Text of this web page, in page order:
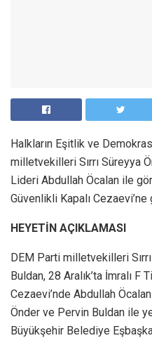
Halkların Eşitlik ve
milletvekilleri Sırrı Süreyya
Lideri Abdullah Öcalan ile
Güvenlikli Kapalı Cezaevi’ne
HEYETİN AÇIKLAMASI
DEM Parti milletvekilleri
Buldan, 28 Aralık’ta İmralı F
Cezaevi’nde Abdullah
Önder ve Pervin Buldan ile
Büyükşehir Belediye